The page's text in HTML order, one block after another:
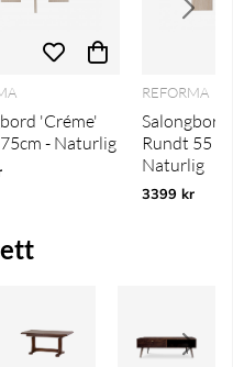
'Créme'
- Naturlig
REFORMA
Salongbord
Rundt 55
Naturlig
3399 kr